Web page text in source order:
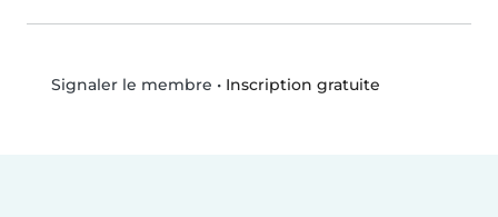
Signaler le membre • Inscription gratuite